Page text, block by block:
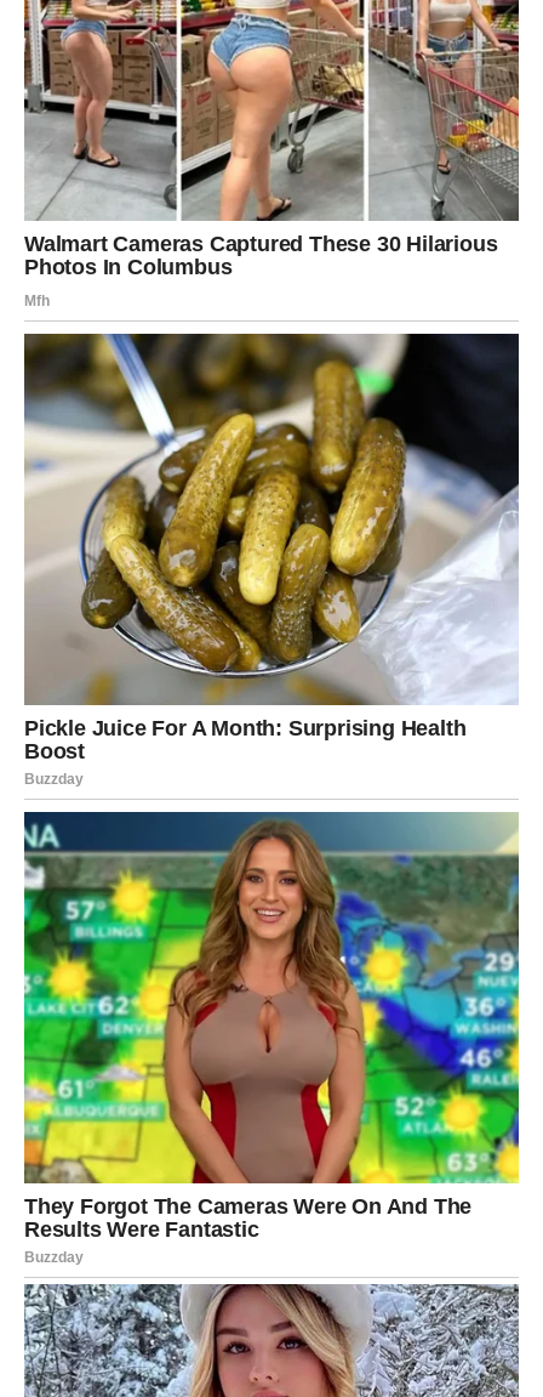
su mogle pokušati izgraditi nešto novo u sadašnjosti. Jedan
zagrljaj, jedan poziv, jedna zajednička kafa – male stvari
koje sada imaju ogroman značaj.
U međuvremenu, uslijedio je i težak razgovor s roditeljima koji
su je odgajali. Bio je to susret pun tuge i tišine. Njena pitanja,
njihova objašnjenja, pokušaji da se objasni zašto su odlučili da
istinu sačuvaju. S vremenom je, međutim, uspjela razumjeti –
nisu je rodili, ali jesu je voljeli bezuslovno. Dali su joj sve što su
mogli: dom, ljubav, obrazovanje, sigurnost. Iako je tajna bila
velika, njihova ljubav bila je iskrena i stalna.
Ova priča nije priča o gubitku, već o dobitku. Nije izgubila
nijednu porodicu – stekla je dvije. Jednu koja joj je dala
život i drugu koja joj je dala sve ostalo. Naučila je da
porodične veze ne zavise samo od genetike, već od
ljubavi, prisutnosti i međusobne brige. I naučila je da je
istina, ma koliko bolna bila, oslobađajuća. Omogućila joj je
da prihvati sebe potpuno, da razumije svoju prošlost i mirno
krene u budućnost.
Danas održava odnose s obje strane – s roditeljima koji su
je odgajali i s biološkom majkom koju je tek upoznala.
Svaka od tih veza ima svoje mjesto u njenom životu. Kroz
tu ravnotežu, pronašla je svoj identitet, shvatila ko je, i
gdje pripada. A sve je počelo jednim običnim papirom –
rodnim listom, koji se ispostavio kao ključ za jedno od
najvažnijih otkrića njenog života.
Ova priča podsjeća da istina, ma koliko zakopana bila, uvijek
pronađe put. I da nas ljubav – ona tiha, svakodnevna i
nenametljiva – može voditi kroz najveće životne preokrete.